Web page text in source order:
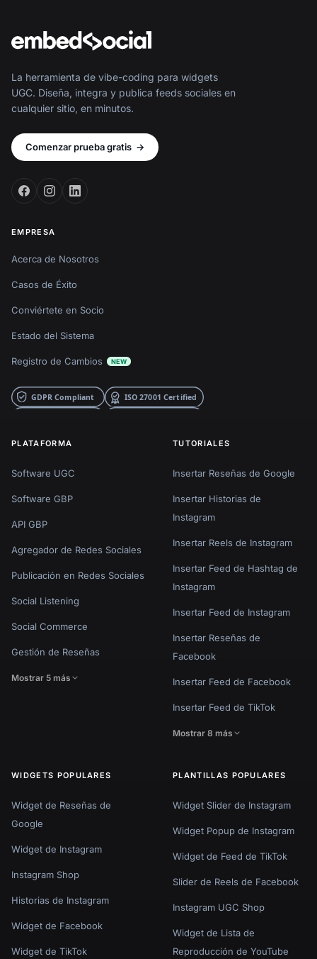
La herramienta de vibe-coding para widgets
UGC. Diseña, integra y publica feeds sociales en
cualquier sitio, en minutos.
Comenzar prueba gratis →
EMPRESA
Acerca de Nosotros
Casos de Éxito
Conviértete en Socio
Estado del Sistema
Registro de Cambios NEW
PLATAFORMA
Software UGC
Software GBP
API GBP
Agregador de Redes Sociales
Publicación en Redes Sociales
Social Listening
Social Commerce
Gestión de Reseñas
Mostrar 5 más
TUTORIALES
Insertar Reseñas de Google
Insertar Historias de
Instagram
Insertar Reels de Instagram
Insertar Feed de Hashtag de
Instagram
Insertar Feed de Instagram
Insertar Reseñas de
Facebook
Insertar Feed de Facebook
Insertar Feed de TikTok
Mostrar 8 más
WIDGETS POPULARES
Widget de Reseñas de
Google
Widget de Instagram
Instagram Shop
Historias de Instagram
Widget de Facebook
Widget de TikTok
PLANTILLAS POPULARES
Widget Slider de Instagram
Widget Popup de Instagram
Widget de Feed de TikTok
Slider de Reels de Facebook
Instagram UGC Shop
Widget de Lista de
Reproducción de YouTube